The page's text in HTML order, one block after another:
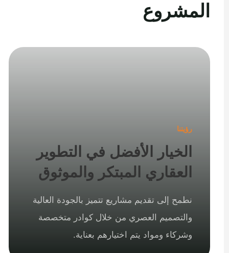
المشروع
رؤيتنا
الخيار الأفضل في التطوير
العقاري المبتكر والموثوق
نطمح إلى تقديم مشاريع تتميز بالجودة العالية
والتصميم العصري من خلال كوادر متخصصة
وشركاء ومواد يتم اختيارهم بعناية.